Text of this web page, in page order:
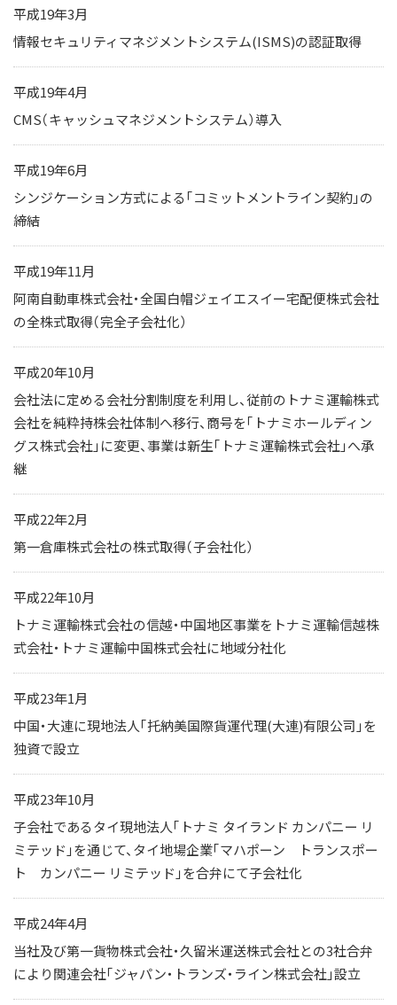
平成19年3月
情報セキュリティマネジメントシステム(ISMS)の認証取得
平成19年4月
CMS（キャッシュマネジメントシステム）導入
平成19年6月
シンジケーション方式による「コミットメントライン契約」の
締結
平成19年11月
阿南自動車株式会社・全国白帽ジェイエスイー宅配便株式会社
の全株式取得（完全子会社化）
平成20年10月
会社法に定める会社分割制度を利用し、従前のトナミ運輸株式
会社を純粋持株会社体制へ移行、商号を「トナミホールディン
グス株式会社」に変更、事業は新生「トナミ運輸株式会社」へ承
継
平成22年2月
第一倉庫株式会社の株式取得（子会社化）
平成22年10月
トナミ運輸株式会社の信越・中国地区事業をトナミ運輸信越株
式会社・トナミ運輸中国株式会社に地域分社化
平成23年1月
中国・大連に現地法人「托納美国際貨運代理(大連)有限公司」を
独資で設立
平成23年10月
子会社であるタイ現地法人「トナミ タイランド カンパニー リ
ミテッド」を通じて、タイ地場企業「マハポーン トランスポー
ト カンパニー リミテッド」を合弁にて子会社化
平成24年4月
当社及び第一貨物株式会社・久留米運送株式会社との3社合弁
により関連会社「ジャパン・トランズ・ライン株式会社」設立